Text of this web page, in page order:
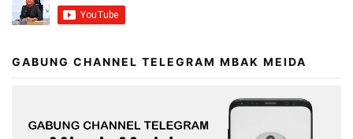
GABUNG CHANNEL TELEGRAM MBAK MEIDA